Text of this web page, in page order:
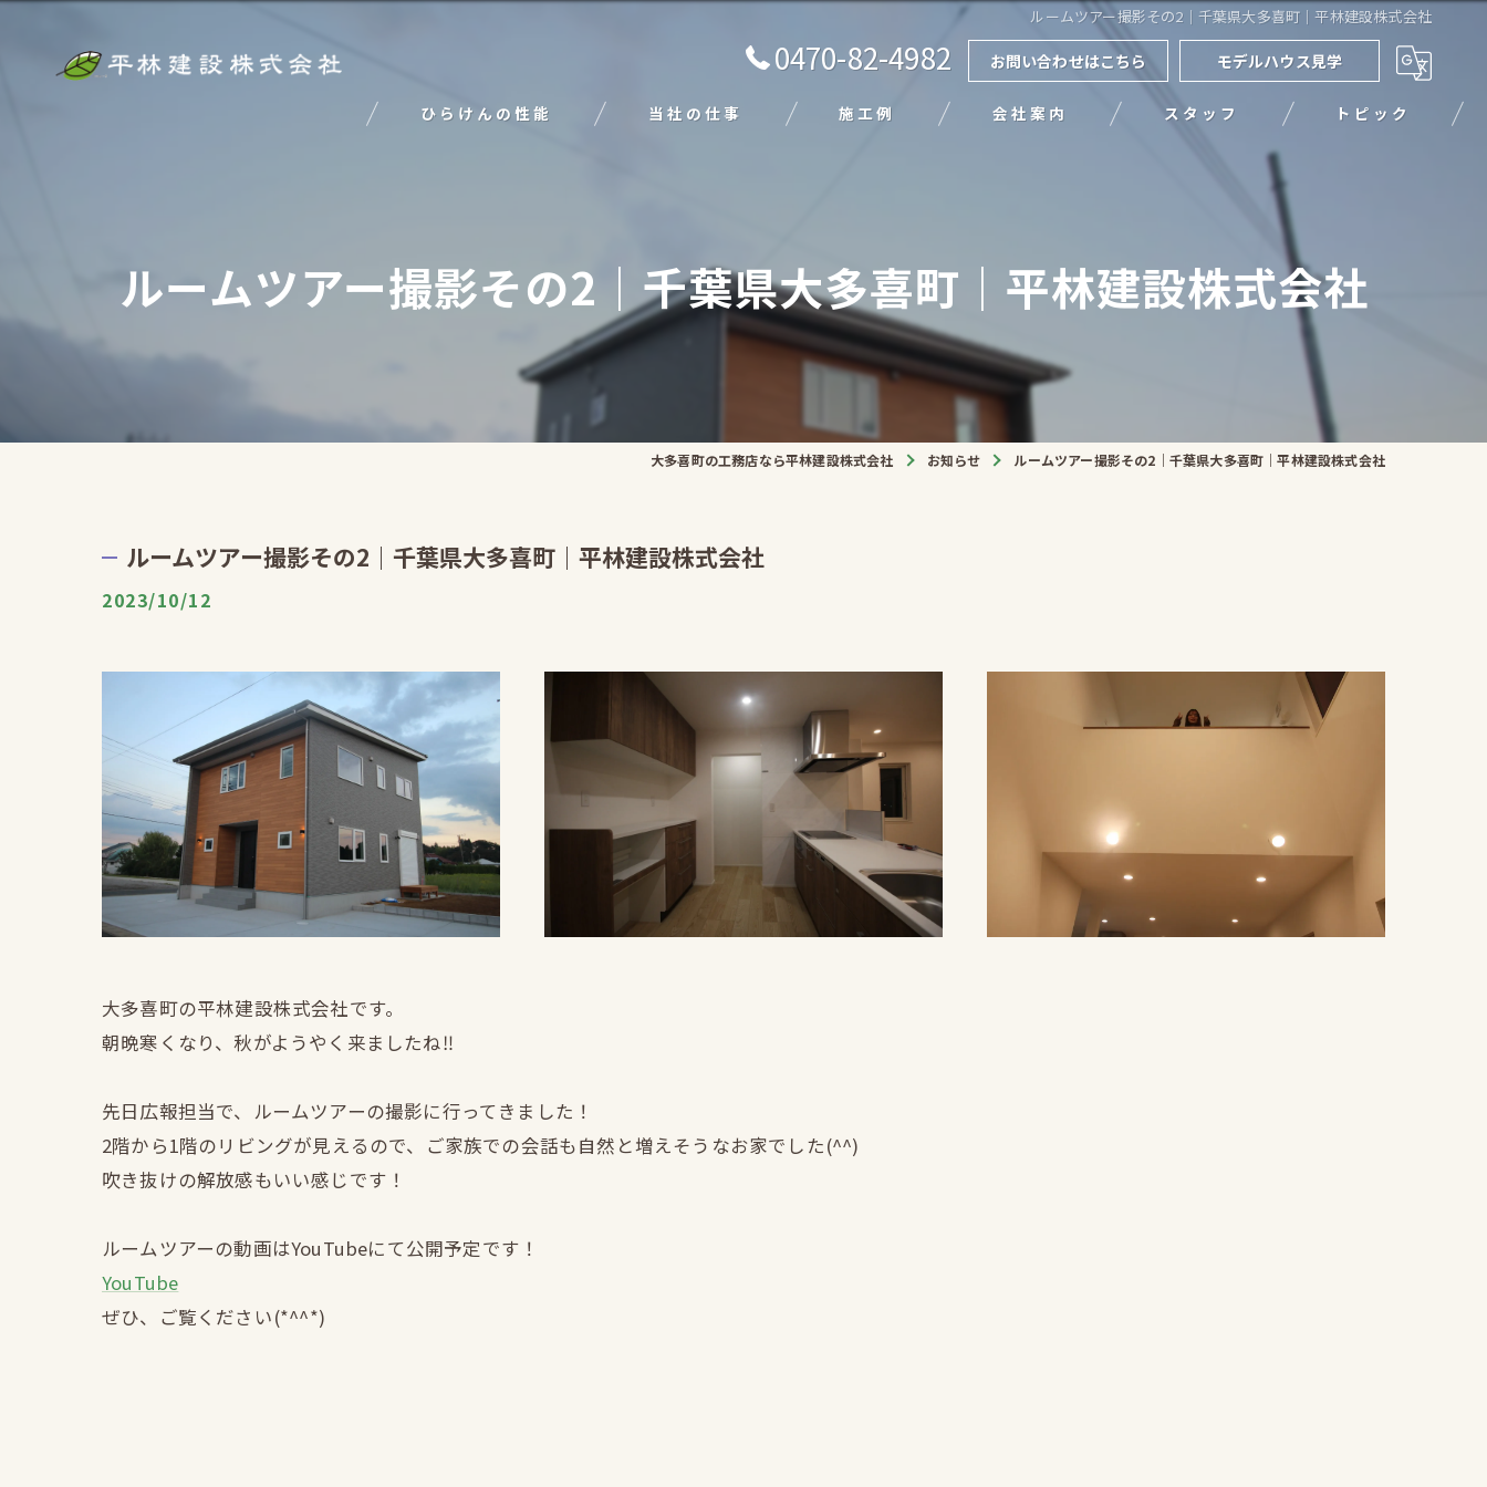
ルームツアー撮影その2｜千葉県大多喜町｜平林建設株式会社
0470-82-4982 お問い合わせはこちら モデルハウス見学
ひらけんの性能 当社の仕事
エクステリア
外壁塗装
施工例 会社案内 スタッフ トピック
ルームツアー撮影その2｜千葉県大多喜町｜平林建設株式会社
大多喜町の工務店なら平林建設株式会社 お知らせ ルームツアー撮影その2｜千葉県大多喜町｜平林建設株式会社
ルームツアー撮影その2｜千葉県大多喜町｜平林建設株式会社
2023/10/12
大多喜町の平林建設株式会社です。
朝晩寒くなり、秋がようやく来ましたね‼
先日広報担当で、ルームツアーの撮影に行ってきました！
2階から1階のリビングが見えるので、ご家族での会話も自然と増えそうなお家でした(^^)
吹き抜けの解放感もいい感じです！
ルームツアーの動画はYouTubeにて公開予定です！
YouTube
ぜひ、ご覧ください(*^^*)